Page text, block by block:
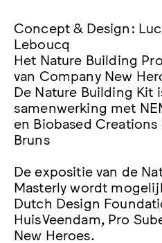
Concept & Design:
Leboucq
Het Nature Building
van Company New
De Nature Building Kit
samenwerking met
en Biobased Creations
Bruns
De expositie van de
Masterly wordt
Dutch Design
HuisVeendam, Pro
New Heroes.